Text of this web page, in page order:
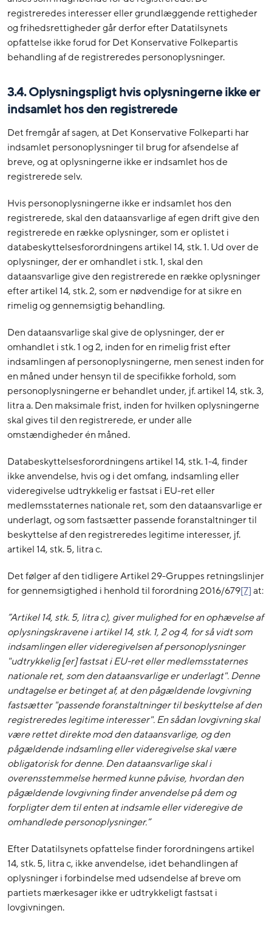
registreredes interesser eller grundlæggende rettigheder
og frihedsrettigheder går derfor efter Datatilsynets
opfattelse ikke forud for Det Konservative Folkepartis
behandling af de registreredes personoplysninger.
3.4. Oplysningspligt hvis oplysningerne ikke er
indsamlet hos den registrerede
Det fremgår af sagen, at Det Konservative Folkeparti har
indsamlet personoplysninger til brug for afsendelse af
breve, og at oplysningerne ikke er indsamlet hos de
registrerede selv.
Hvis personoplysningerne ikke er indsamlet hos den
registrerede, skal den dataansvarlige af egen drift give den
registrerede en række oplysninger, som er oplistet i
databeskyttelsesforordningens artikel 14, stk. 1. Ud over de
oplysninger, der er omhandlet i stk. 1, skal den
dataansvarlige give den registrerede en række oplysninger
efter artikel 14, stk. 2, som er nødvendige for at sikre en
rimelig og gennemsigtig behandling.
Den dataansvarlige skal give de oplysninger, der er
omhandlet i stk. 1 og 2, inden for en rimelig frist efter
indsamlingen af personoplysningerne, men senest inden for
en måned under hensyn til de specifikke forhold, som
personoplysningerne er behandlet under, jf. artikel 14, stk. 3,
litra a. Den maksimale frist, inden for hvilken oplysningerne
skal gives til den registrerede, er under alle
omstændigheder én måned.
Databeskyttelsesforordningens artikel 14, stk. 1-4, finder
ikke anvendelse, hvis og i det omfang, indsamling eller
videregivelse udtrykkelig er fastsat i EU-ret eller
medlemsstaternes nationale ret, som den dataansvarlige er
underlagt, og som fastsætter passende foranstaltninger til
beskyttelse af den registreredes legitime interesser, jf.
artikel 14, stk. 5, litra c.
Det følger af den tidligere Artikel 29-Gruppes retningslinjer
for gennemsigtighed i henhold til forordning 2016/679[7]at:
”Artikel 14, stk. 5, litra c), giver mulighed for en ophævelse af
oplysningskravene i artikel 14, stk. 1, 2 og 4, for så vidt som
indsamlingen eller videregivelsen af personoplysninger
"udtrykkelig [er] fastsat i EU-ret eller medlemsstaternes
nationale ret, som den dataansvarlige er underlagt". Denne
undtagelse er betinget af, at den pågældende lovgivning
fastsætter "passende foranstaltninger til beskyttelse af den
registreredes legitime interesser". En sådan lovgivning skal
være rettet direkte mod den dataansvarlige, og den
pågældende indsamling eller videregivelse skal være
obligatorisk for denne. Den dataansvarlige skal i
overensstemmelse hermed kunne påvise, hvordan den
pågældende lovgivning finder anvendelse på dem og
forpligter dem til enten at indsamle eller videregive de
omhandlede personoplysninger.”
Efter Datatilsynets opfattelse finder forordningens artikel
14, stk. 5, litra c, ikke anvendelse, idet behandlingen af
oplysninger i forbindelse med udsendelse af breve om
partiets mærkesager ikke er udtrykkeligt fastsat i
lovgivningen.